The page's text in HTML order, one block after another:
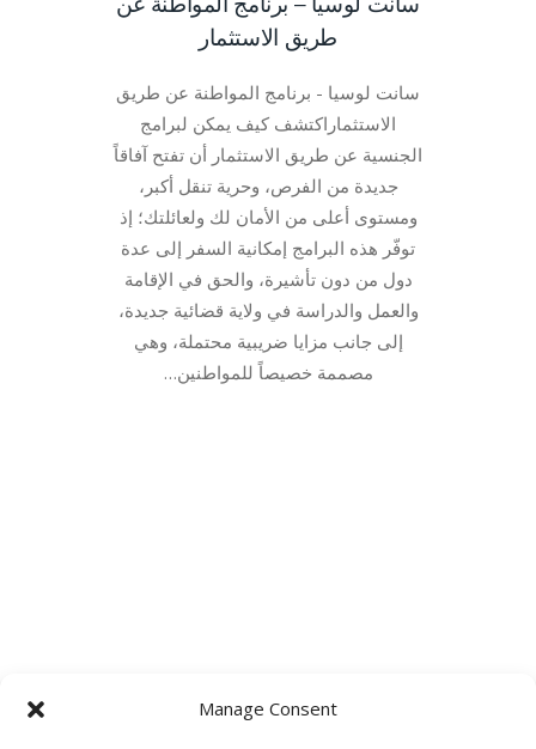
Manage Consent
طريق الاستثمار
سانت لوسيا - برنامج المواطنة عن طريق
الاستثماراكتشف كيف يمكن لبرامج
الجنسية عن طريق الاستثمار أن تفتح آفاقاً
جديدة من الفرص، وحرية تنقل أكبر،
ومستوى أعلى من الأمان لك ولعائلتك؛ إذ
توفّر هذه البرامج إمكانية السفر إلى عدة
دول من دون تأشيرة، والحق في الإقامة
والعمل والدراسة في ولاية قضائية جديدة،
إلى جانب مزايا ضريبية محتملة، وهي
مصممة خصيصاً للمواطنين…